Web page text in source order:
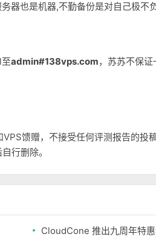
器也是机器,不勤备份是对自己极不
admin#138vps.com，苏苏不保证
馈赠，不接受任何评测报告的投
行删除。
CloudCone 推出九周年特